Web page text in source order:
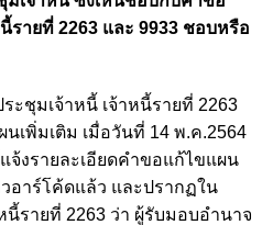
รายที่ 2263 และ 9933 ชอบหรือ
ะชุมเจ้าหนี้ เจ้าหนี้รายที่ 2263
เพิ่มเติม เมื่อวันที่ 14 พ.ค.2564
งรายละเอียดคำขอแก้ไขแผน
อาร์โค้ดแล้ว และปรากฏใน
นี้รายที่ 2263 ว่า ผู้รับมอบอำนาจ